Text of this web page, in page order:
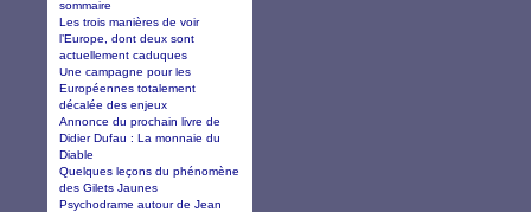
sommaire
Les trois manières de voir
l’Europe, dont deux sont
actuellement caduques
Une campagne pour les
Européennes totalement
décalée des enjeux
Annonce du prochain livre de
Didier Dufau : La monnaie du
Diable
Quelques leçons du phénomène
des Gilets Jaunes
Psychodrame autour de Jean